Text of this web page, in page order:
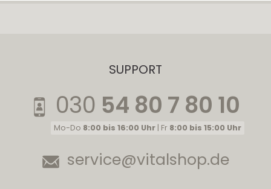
SUPPORT
030 54 80 7 80 10
Mo-Do 8:00 bis 16:00 Uhr | Fr 8:00 bis 15:00 Uhr
service@vitalshop.de